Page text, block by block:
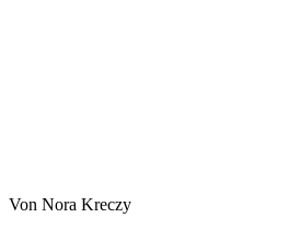
Von Nora Kreczy